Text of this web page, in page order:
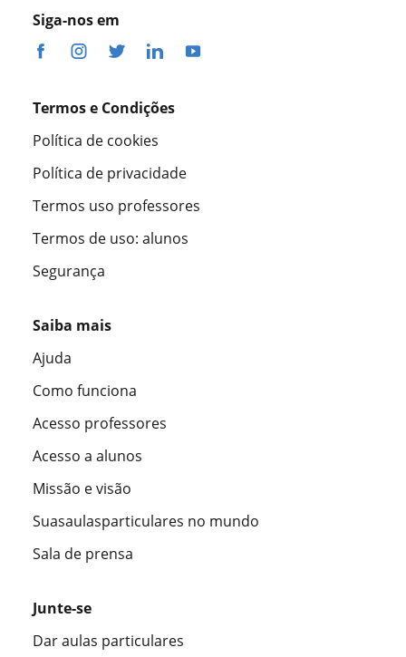
Siga-nos em
Termos e Condições
Política de cookies
Política de privacidade
Termos uso professores
Termos de uso: alunos
Segurança
Saiba mais
Ajuda
Como funciona
Acesso professores
Acesso a alunos
Missão e visão
Suasaulasparticulares no mundo
Sala de prensa
Junte-se
Dar aulas particulares